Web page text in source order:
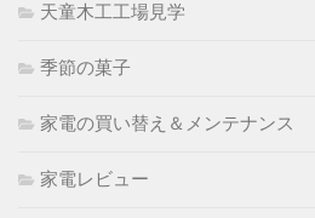
天童木工工場見学
季節の菓子
家電の買い替え＆メンテナンス
家電レビュー